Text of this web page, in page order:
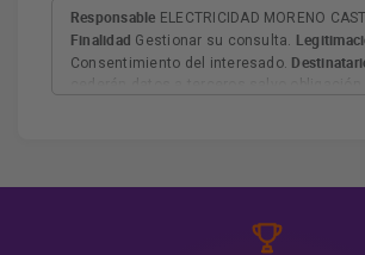
Responsable ELECTRICIDAD MORENO
Finalidad Gestionar su consulta.
Consentimiento del interesado.